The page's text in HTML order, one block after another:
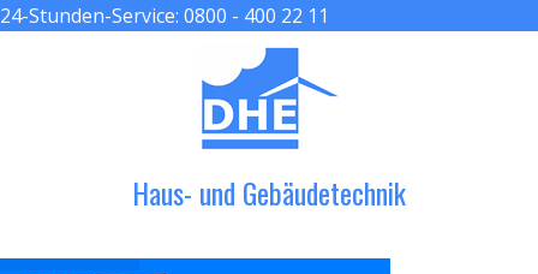
24-Stunden-Service: 0800 - 400 22 11
Haus- und Gebäudetechnik